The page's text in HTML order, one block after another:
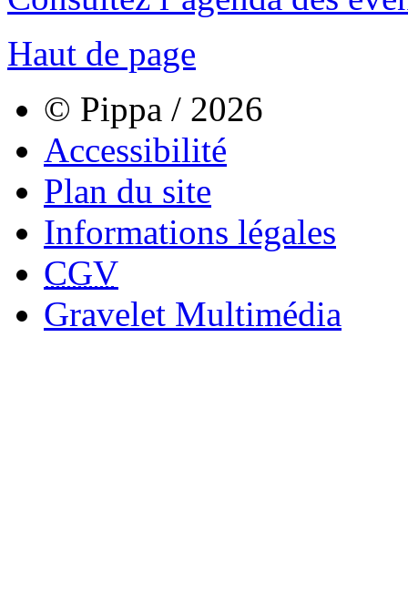
Haut de page
© Pippa / 2026
Accessibilité
Plan du site
Informations légales
CGV
Gravelet Multimédia